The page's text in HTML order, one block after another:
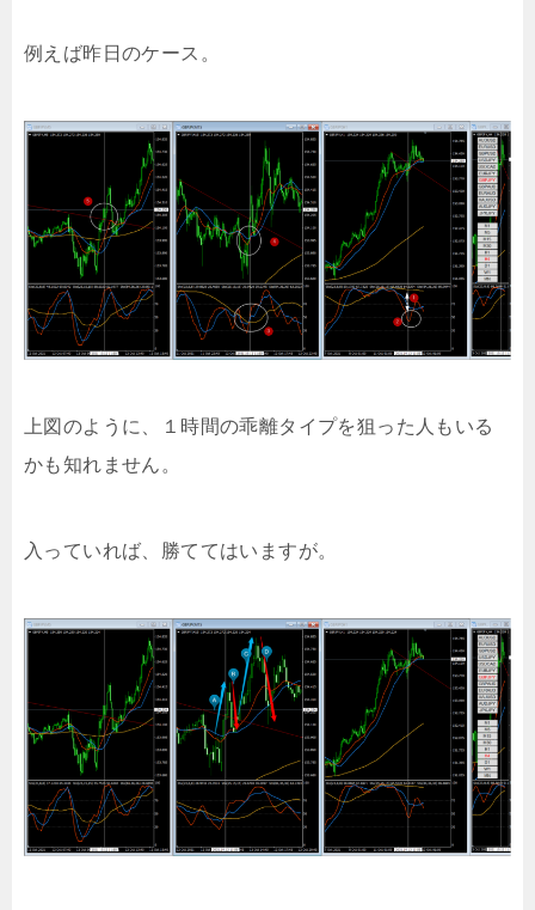
例えば昨日のケース。
上図のように、１時間の乖離タイプを狙った人もいる
かも知れません。
入っていれば、勝ててはいますが。